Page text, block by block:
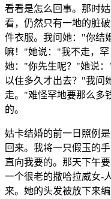
看看是怎么回事。那时
看，仍然只有一地的脏
件衣服。我问她："你结
嘛！"她说："我不走，
她："你先生呢？"她说
以住多久才出去？"我问
走。"难怪罕地要那么多
的。
姑卡结婚的前一日照例
回来。我将一只假玉的
直向我要的。那天下午
一个很老的撒哈拉威女-
来。她的头发被放下来